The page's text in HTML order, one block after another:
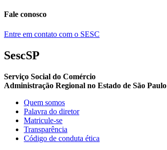
Fale conosco
Entre em contato com o SESC
SescSP
Serviço Social do Comércio
Administração Regional no Estado de São Paulo
Quem somos
Palavra do diretor
Matricule-se
Transparência
Código de conduta ética